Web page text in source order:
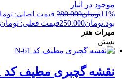
موجود در انبار
11%تومان280.000
بود.تومان250.000قیمت فعلی: تومان250.000.
میراث هنر
بستن
نقشه گچبری مطیف کد N-61